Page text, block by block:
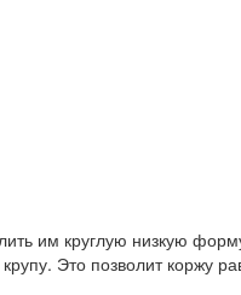
им круглую низкую
Это позволит коржу